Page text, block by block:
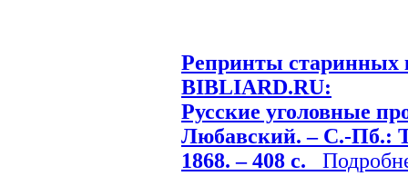
Репринты старинных
BIBLIARD.RU:
Русские уголовные
Любавский. – С.-Пб.:
1868. – 408 с.